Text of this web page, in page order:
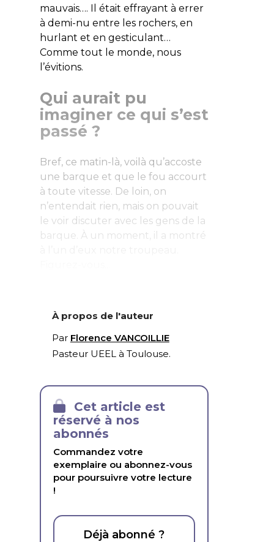
mauvais…. Il était effrayant à errer
à demi-nu entre les rochers, en
hurlant et en gesticulant…
Comme tout le monde, nous
l’évitions.
Qui aurait pu
imaginer ce qui s’est
passé ?
Bref, ce matin-là, voilà qu’accoste
une barque et que le fou accourt
à toute vitesse. De loin, on
n’entendait rien, mais on pouvait
le voir discuter avec les gens de la
barque. À un moment, il a montré
À propos de l'auteur
Par Florence VANCOILLIE
Pasteur UEEL à Toulouse.
Cet article est
réservé à nos
abonnés
Commandez votre
exemplaire ou abonnez-vous
pour poursuivre votre lecture
!
Déjà abonné ?